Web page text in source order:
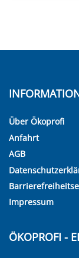
Über Ökoprofi
Anfahrt
AGB
Impressum
ÖKOPROFI -